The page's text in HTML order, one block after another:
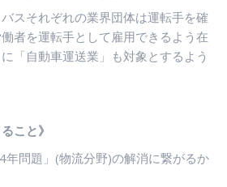
スそれぞれの業界団体は運転手を確
者を運転手として雇用できるよう在
「自動車運送業」も対象とするよう
こと》
年問題」 (物流分野)の解消に繋がるか